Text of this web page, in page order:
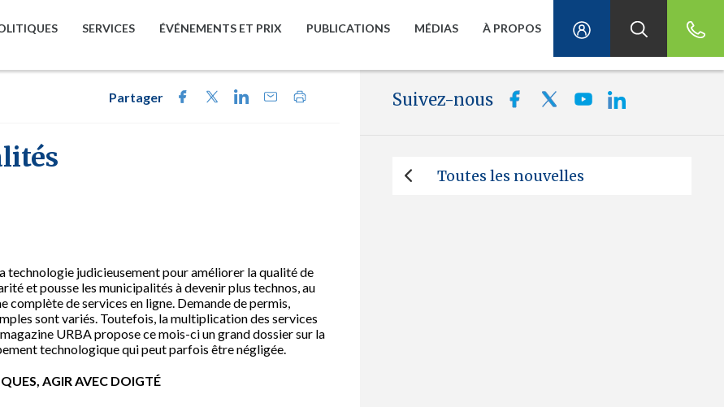
SERVICES ÉVÉNEMENTS ET PRIX PUBLICATIONS MÉDIAS À PROPOS
Partager
technologie judicieusement pour améliorer la qualité de
et pousse les municipalités à devenir plus technos, au
complète de services en ligne. Demande de permis,
sont variés. Toutefois, la multiplication des services
URBA propose ce mois-ci un grand dossier sur la
technologique qui peut parfois être négligée.
AGIR AVEC DOIGTÉ
Suivez-nous
Toutes les nouvelles